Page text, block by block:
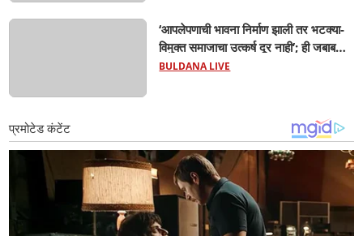
‘आपलेपणाची भावना निर्माण झाली तर भटक्या-
विमुक्त समाजाचा उत्कर्ष दूर नाही’; ही जबाबदारी
केवळ सरकारची नाही,आपल्या सर्वांची !
BULDANA LIVE